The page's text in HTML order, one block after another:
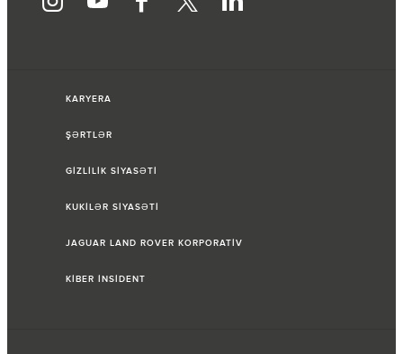
KARYERA
ŞƏRTLƏR
GİZLİLİK SİYASƏTİ
KUKİLƏR SİYASƏTİ
JAGUAR LAND ROVER KORPORATİV
KİBER İNSİDENT